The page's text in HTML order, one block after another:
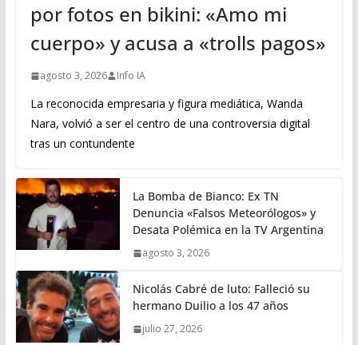
por fotos en bikini: «Amo mi
cuerpo» y acusa a «trolls pagos»
agosto 3, 2026 Info IA
La reconocida empresaria y figura mediática, Wanda
Nara, volvió a ser el centro de una controversia digital
tras un contundente
La Bomba de Bianco: Ex TN
Denuncia «Falsos Meteorólogos» y
Desata Polémica en la TV Argentina
agosto 3, 2026
Nicolás Cabré de luto: Falleció su
hermano Duilio a los 47 años
julio 27, 2026